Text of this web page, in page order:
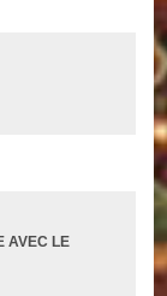
AVEC LE